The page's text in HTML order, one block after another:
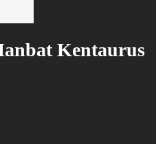
Kentaurus